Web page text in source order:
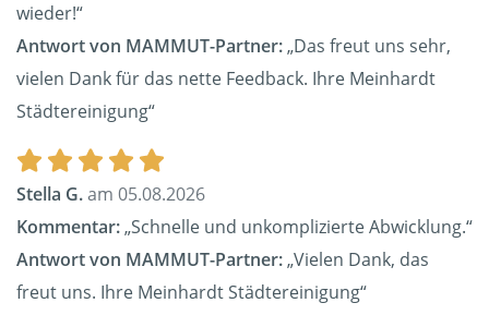
wieder!“
Antwort von MAMMUT-Partner:„Das freut uns sehr,
vielen Dank für das nette Feedback. Ihre Meinhardt
Städtereinigung“
Stella G.am 05.08.2026
Kommentar:„Schnelle und unkomplizierte Abwicklung.“
Antwort von MAMMUT-Partner:„Vielen Dank, das
freut uns. Ihre Meinhardt Städtereinigung“